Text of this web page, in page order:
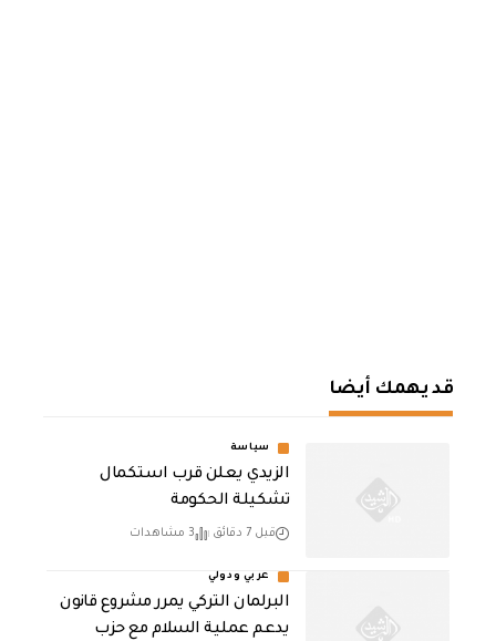
قد يهمك أيضا
سياسة
الزيدي يعلن قرب استكمال
تشكيلة الحكومة
قبل 7 دقائق 3 مشاهدات
عربي ودولي
‏البرلمان التركي يمرر مشروع قانون
يدعم عملية السلام مع حزب